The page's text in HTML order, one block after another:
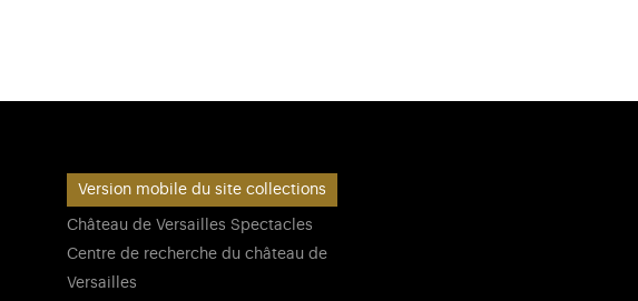
Version mobile du site collections
Château de Versailles Spectacles
Centre de recherche du château de
Versailles